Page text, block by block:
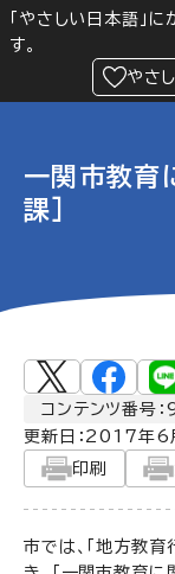
「やさしい日本語」
す。
やさ
一関市教
課]
コンテンツ番号
更新日： 2017年6
印刷
市では、「地方教